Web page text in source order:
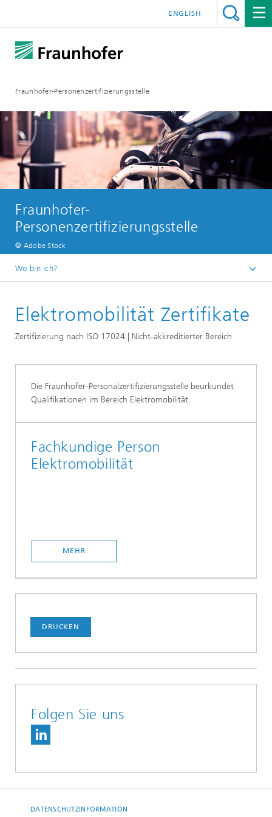
Fraunhofer-Personenzertifizierungsstelle
ENGLISH
Fraunhofer-
Personenzertifizierungsstelle
© Adobe Stock
Wo bin ich?
Zertifikate
Elektromobilität Zertifikate
Zertifizierung nach ISO 17024 | Nicht-akkreditierter Bereich
Die Fraunhofer-Personalzertifizierungsstelle beurkundet
Qualifikationen im Bereich Elektromobilität.
Fachkundige Person
Elektromobilität
MEHR
DRUCKEN
Folgen Sie uns
DATENSCHUTZINFORMATION